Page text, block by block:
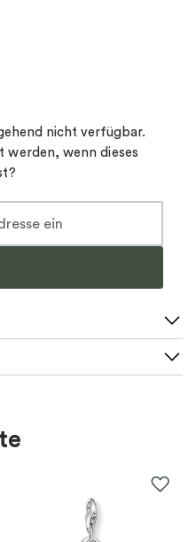
nicht verfügbar.
werden, wenn dieses